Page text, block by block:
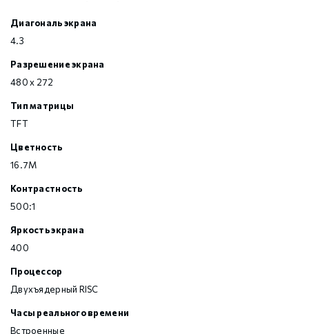
Диагональ экрана
4.3
Разрешение экрана
480 x 272
Тип матрицы
TFT
Цветность
16.7M
Контрастность
500:1
Яркость экрана
400
Процессор
Двухъядерный RISC
Часы реального времени
Встроенные